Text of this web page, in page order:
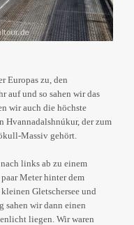
Europas zu, den
auf und so sahen wir das
wir auch die höchste
Hvannadalshnúkur, der zum
Massiv gehört.
links ab zu einem
Meter hinter dem
Gletschersee und
sahen wir dann einen
liegen. Wir waren